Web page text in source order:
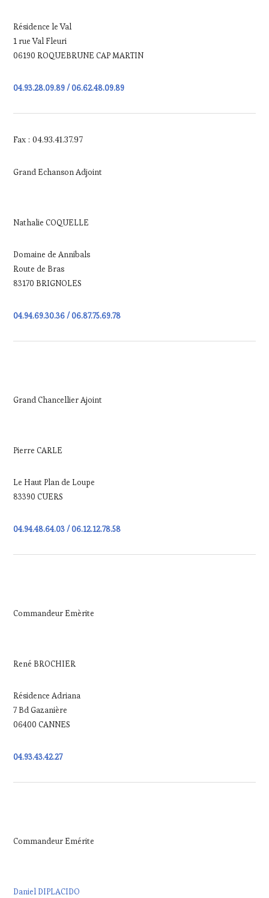
Résidence le Val
1 rue Val Fleuri
06190 ROQUEBRUNE CAP MARTIN
04.93.28.09.89 / 06.62.48.09.89
Fax : 04.93.41.37.97
Grand Echanson Adjoint
Nathalie COQUELLE
Domaine de Annibals
Route de Bras
83170 BRIGNOLES
04.94.69.30.36 / 06.87.75.69.78
Grand Chancellier Ajoint
Pierre CARLE
Le Haut Plan de Loupe
83390 CUERS
04.94.48.64.03 / 06.12.12.78.58
Commandeur Emèrite
René BROCHIER
Résidence Adriana
7 Bd Gazanière
06400 CANNES
04.93.43.42.27
Commandeur Emérite
Daniel DIPLACIDO